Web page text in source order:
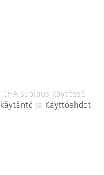
suojaus käytössä
ja Käyttöehdot